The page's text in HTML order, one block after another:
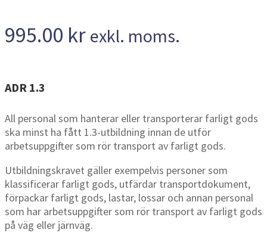
995.00 kr exkl. moms.
ADR 1.3
All personal som hanterar eller transporterar farligt gods
ska minst ha fått 1.3-utbildning innan de utför
arbetsuppgifter som rör transport av farligt gods.
Utbildningskravet gäller exempelvis personer som
klassificerar farligt gods, utfärdar transportdokument,
förpackar farligt gods, lastar, lossar och annan personal
som har arbetsuppgifter som rör transport av farligt gods
på väg eller järnväg.